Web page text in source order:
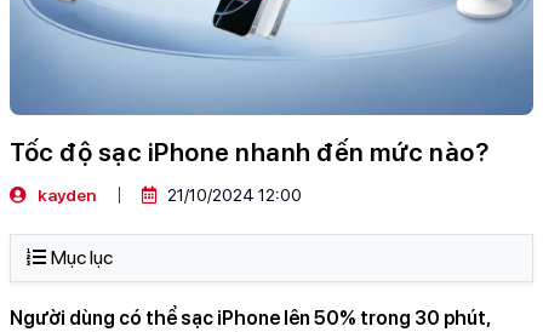
Tốc độ sạc iPhone nhanh đến mức nào?
kayden 21/10/2024 12:00
Mục lục
Người dùng có thể sạc iPhone lên 50% trong 30 phút,